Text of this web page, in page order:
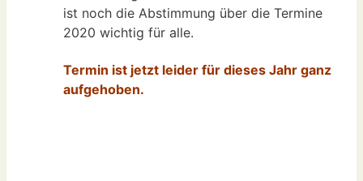
ist noch die Abstimmung über die Termine
2020 wichtig für alle.
Termin ist jetzt leider für dieses Jahr ganz
aufgehoben.